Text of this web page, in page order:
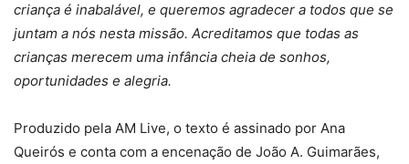
criança é inabalável, e queremos agradecer a todos que se
juntam a nós nesta missão. Acreditamos que todas as
crianças merecem uma infância cheia de sonhos,
oportunidades e alegria.
Produzido pela AM Live, o texto é assinado por Ana
Queirós e conta com a encenação de João A. Guimarães,